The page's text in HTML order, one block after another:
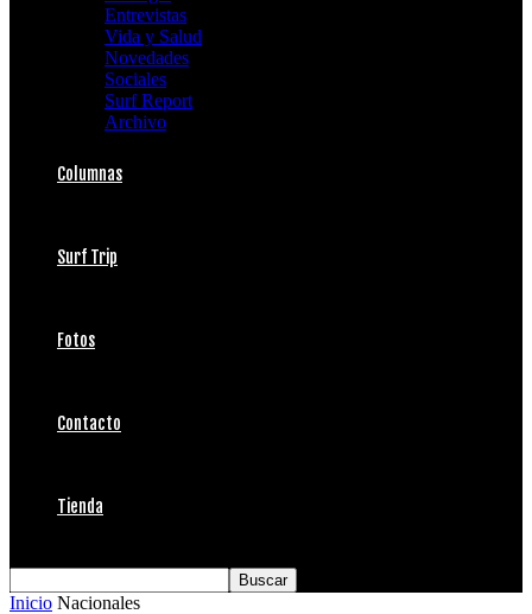
Entrevistas
Vida y Salud
Novedades
Sociales
Surf Report
Archivo
Columnas
Surf Trip
Fotos
Contacto
Tienda
Inicio Nacionales